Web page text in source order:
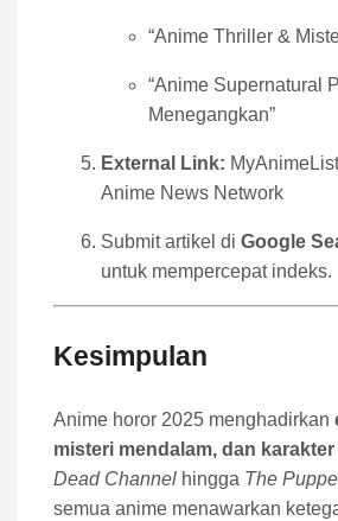
“Anime Thriller &
“Anime Supernatural
Menegangkan”
External Link:
Anime News Network
Submit artikel di Google
untuk mempercepat indeks.
Kesimpulan
Anime horor 2025 menghadirkan
misteri mendalam, dan
Dead Channel hingga The
semua anime menawarkan